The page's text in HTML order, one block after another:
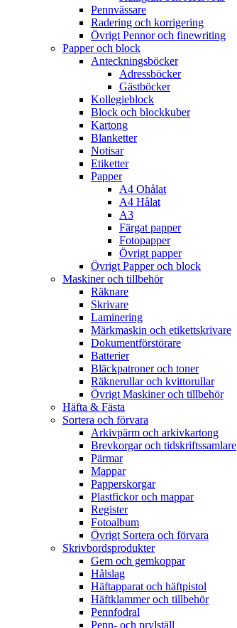
Pennvässare
Radering och korrigering
Övrigt Pennor och finewriting
Papper och block
Anteckningsböcker
Adressböcker
Gästböcker
Kollegieblock
Block och blockkuber
Kartong
Blanketter
Notisar
Etiketter
Papper
A4 Ohålat
A4 Hålat
A3
Färgat papper
Fotopapper
Övrigt papper
Övrigt Papper och block
Maskiner och tillbehör
Räknare
Skrivare
Laminering
Märkmaskin och etikettskrivare
Dokumentförstörare
Batterier
Bläckpatroner och toner
Räknerullar och kvittorullar
Övrigt Maskiner och tillbehör
Häfta & Fästa
Sortera och förvara
Arkivpärm och arkivkartong
Brevkorgar och tidskriftssamlare
Pärmar
Mappar
Papperskorgar
Plastfickor och mappar
Register
Fotoalbum
Övrigt Sortera och förvara
Skrivbordsprodukter
Gem och gemkoppar
Hålslag
Häftapparat och häftpistol
Häftklammer och tillbehör
Pennfodral
Penn- och prylställ